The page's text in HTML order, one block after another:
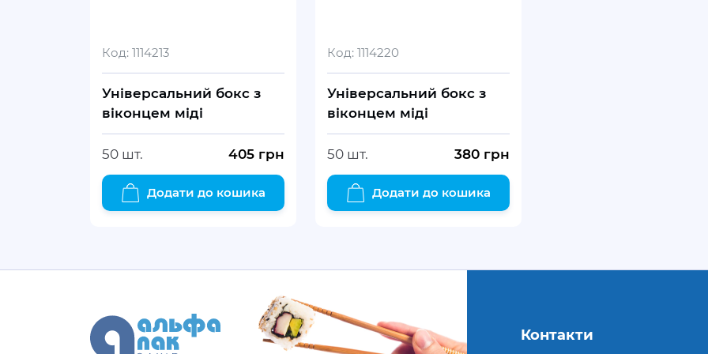
Код: 1114213
Універсальний бокс з
віконцем міді
50 шт. 405 грн
Додати до кошика
Код: 1114220
Універсальний бокс з
віконцем міді
50 шт. 380 грн
Додати до кошика
Контакти